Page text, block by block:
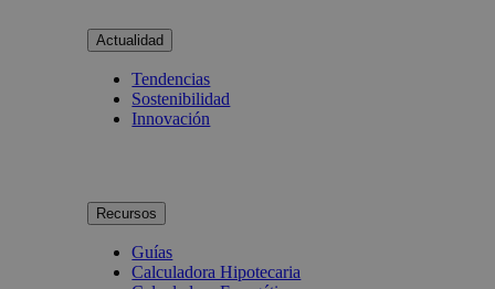
Actualidad
Tendencias
Sostenibilidad
Innovación
Recursos
Guías
Calculadora Hipotecaria